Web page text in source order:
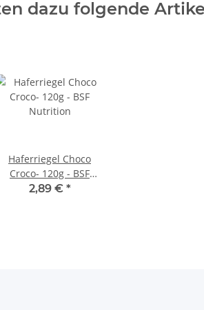
dazu folgende
Haferriegel Choco
Croco- 120g - BSF
Nutrition
2,89 € *